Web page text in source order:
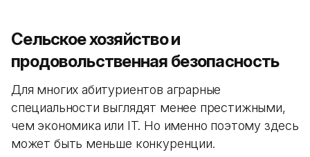
Сельское хозяйство и
продовольственная безопасность
Для многих абитуриентов аграрные
специальности выглядят менее престижными,
чем экономика или IT. Но именно поэтому здесь
может быть меньше конкуренции.